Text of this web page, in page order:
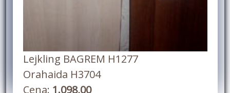
Lejkling BAGREM H1277
Orahaida H3704
Cena: 1.098,00